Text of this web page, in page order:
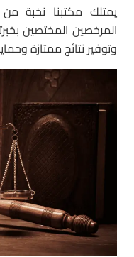
يمتلك مكتبنا نخبة من
وتوفير نتائج ممتازة